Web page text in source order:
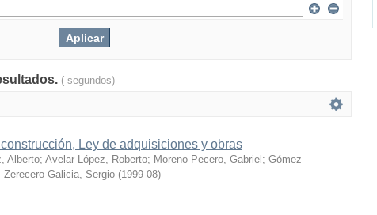
( segundos)
Ley de adquisiciones y obras
Alberto; Avelar López, Roberto; Moreno Pecero, Gabriel ; Gómez
Zerecero Galicia, Sergio (1999-08)